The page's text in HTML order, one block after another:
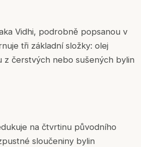
Vidhi, podrobně popsanou v
tři základní složky: olej
z čerstvých nebo sušených bylin
na čtvrtinu původního
sloučeniny bylin